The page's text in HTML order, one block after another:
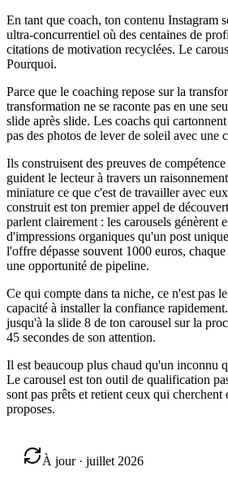
En tant que coach, ton contenu Instagram
ultra-concurrentiel où des centaines de
citations de motivation recyclées. Le
Pourquoi.
Parce que le coaching repose sur la
transformation ne se raconte pas en une
slide après slide. Les coachs qui
pas des photos de lever de soleil avec une
Ils construisent des preuves de
guident le lecteur à travers un
miniature ce que c'est de travailler avec
construit est ton premier appel de
parlent clairement : les carousels génèrent
d'impressions organiques qu'un post
l'offre dépasse souvent 1000 euros,
une opportunité de pipeline.
Ce qui compte dans ta niche, ce n'est pas
capacité à installer la confiance
jusqu'à la slide 8 de ton carousel sur la
45 secondes de son attention.
Il est beaucoup plus chaud qu'un inconnu
Le carousel est ton outil de qualification
sont pas prêts et retient ceux qui cherchent
proposes.
À jour · juillet 2026